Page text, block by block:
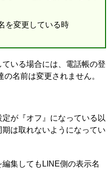
を変更している時
ている場合には、電話帳の登
名前は変更されません。
定が『オフ』になっている以
期は取れないようになってい
集してもLINE側の表示名